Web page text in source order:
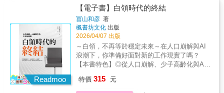
融穩定性置於風險之中。 ──《華盛頓郵報》
（Washington Post） 現金的時代可能已經快
走到盡頭了。中國在一千多年前發明了紙幣，
現在更領先推動無需信用卡的線上支付
&hellip;&hellip;這本書生動地描述了這種現象，
同時它還是一個警示故事，因為世界上許多國
家都正在推出自己的數位貨幣。 ──華爾街日報
限制★ 如何看待AI時代的內容真實
性 ◆◆◆◆◆◆◆◆◆▍本書特色1. 一覽串流
的發展歷史對串流產業的崛起與普及有完整的
介紹，提供最新資訊，涵蓋疫情後的產業調
整，以及AI的發展對影視文化的衝擊。2. 幫你
搞懂訂閱經濟的真相理解價格上漲、共享帳號
限制、廣告方案出現的邏輯，做出更理性的消
費選擇。3. 拆解演算法的運作方式知道推薦系
統如何影響你的觀看習慣，避免陷入內容同溫
TV+精品策展型人格你是一位極簡主義的科技
藝術家，寧少而精、寧缺勿濫。Apple TV+於
2019年上線，沒有龐大片庫，卻選擇重金打造
高品質原創內容。《樂動心旋律》（CODA）
奪得奧斯卡最佳影片，象徵其精品路線的成
功。平台強調品牌一致性與製作質感，對你而
言，觀看是一種品味選擇。【結果四】｜你是
承人，相信傳奇故事能跨越世代延續。
體職場與朝九晚五的限制。彈性不僅是便利，
更代表個人能同時為多個組織服務，兼顧生活
與多重熱情。★社群工作不再是孤獨的通勤，
而是參與全球生態系統。隨著逐步適應未來的
工作模式，社群原則占據核心地位，提供社會
黏著度，讓職涯更豐富。……顛覆性科技不僅
是各種新技術的堆疊，它正以前所未有的方式
賦能人類，更將重新定義工作的本質；生成式
AI不會取代我們，而是從工具演變成最強大的
料的企業，就能領導市場、創造財富。帕蘭泰
爾價值就來自於，它能在這個資料經濟時代，
提供專業的解決方案。它究竟如何從軍工神祕
獨角獸，躍升為AI軟體霸主？既能協助偵破龐
氏騙局、管理供應鏈，還能支援烏克蘭戰爭？
甚至重塑全球權力與商業格局？▍「繼特斯拉
之後最具吸引力的成長股」，看懂Palantir，才
能掌握未來發展的脈動與機遇！本書作者安有
錫長期活躍於IT前線、並創立韓國IT 技術公
Readmoo
【電子書】白領時代的終結
冨山和彦 著
楓書坊文化 出版
2026/04/07 出版
～白領，不再等於穩定未來～在人口崩解與AI
浪潮下，你準備好面對新的工作現實了嗎？
【本書特色】◎從人口崩解、少子高齡化與AI
可逆社會轉型。◎提出白領退場後的勞動力新
配置方向，重新定義未來「有價值的工作」。
特價 315 元